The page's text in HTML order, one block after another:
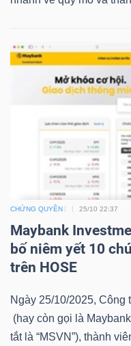
CHỨNG QUYỀN 25/10 22:37
Maybank
bố niêm yết 10
trên HOSE
Ngày 25/10/2025,
(hay còn gọi là
tắt là “MSVN”), thành
NGUYÊN
VẬT
LIỆU
NGHIỆP
TIÊU
DÙNG
KHÔNG
THIẾT